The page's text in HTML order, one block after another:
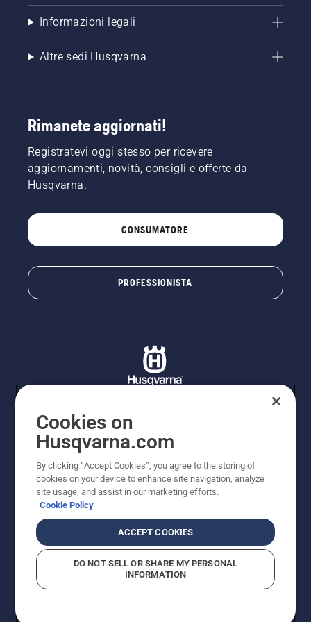
Informazioni legali
Altre sedi Husqvarna
Rimanete aggiornati!
Registratevi oggi stesso per ricevere
aggiornamenti, novità, consigli e offerte da
Husqvarna.
CONSUMATORE
PROFESSIONISTA
© Husqvarna AB (publ). Tutti i diritti riservati. I prezzi
proposti sono prezzi consigliati non vincolanti di
aderenti all’iniziativa, a meno che il prodotto non sia
disponibile per l'acquisto diretto. Prezzi in CHF
comprensivi di IVA all’ 8,1% e TRA. Con riserva di errori e
modifiche di forma, tecnologia, dotazione e prezzo.
Quanto scritto o raffigurato non costituisce
Informativa sui cookieTermini di utilizzo
Informativa sulla privacyRiferimentiCGVF Negozio online
Segnalazione di presunte violazioni
Cookies on
Husqvarna.com
By clicking “Accept Cookies”, you agree to the storing of
cookies on your device to enhance site navigation, analyze
site usage, and assist in our marketing efforts.
Cookie Policy
ACCEPT COOKIES
DO NOT SELL OR SHARE MY PERSONAL
INFORMATION